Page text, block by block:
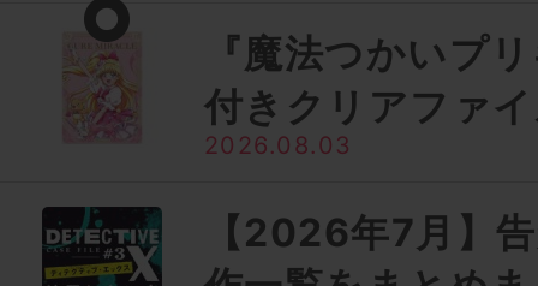
『魔法つかいプ
付きクリアファ
2026.08.03
【2026年7月】